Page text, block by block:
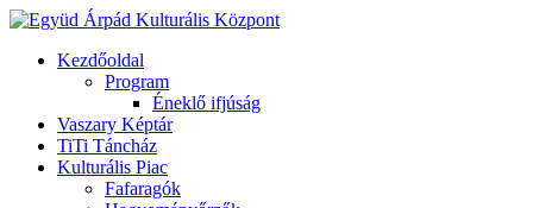
Kezdőoldal
Program
Éneklő ifjúság
Vaszary Képtár
TiTi Táncház
Kulturális Piac
Fafaragók